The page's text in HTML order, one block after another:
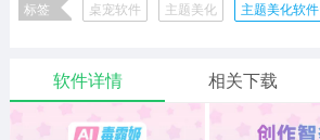
二次元
模拟经营
仙侠手游
485款应用
手赚网赚
446款应用
标签 桌宠软件 主题美化 主题美化软件
软件详情 相关下载